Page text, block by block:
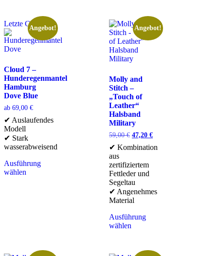
Letzte Chance
Angebot!
Cloud 7 –
Hunderegenmantel
Hamburg
Dove Blue
ab 69,00 €
✔ Auslaufendes
Modell
✔ Stark
wasserabweisend
Ausführung
wählen
Angebot!
Molly and
Stitch –
„Touch of
Leather“
Halsband
Military
59,00€ 47,20 €
✔ Kombination
aus
zertifiziertem
Fettleder und
Segeltau
✔ Angenehmes
Material
Ausführung
wählen